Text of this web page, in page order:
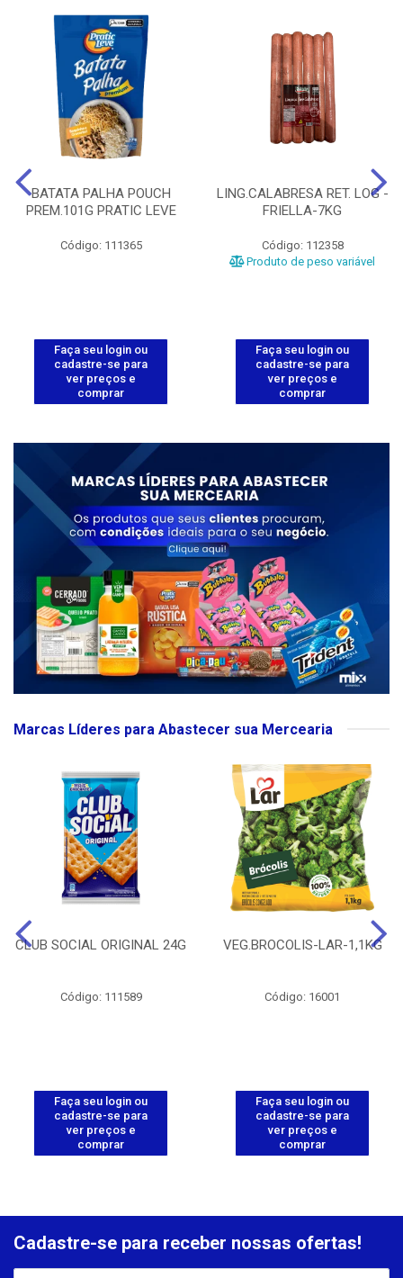
BATATA PALHA POUCH
PREM.101G PRATIC LEVE
Código: 111365
Faça seu login ou
cadastre-se para
ver preços e
comprar
LING.CALABRESA RET. LOG -
FRIELLA-7KG
Código: 112358
Produto de peso variável
Faça seu login ou
cadastre-se para
ver preços e
comprar
Marcas Líderes para Abastecer sua Mercearia
CLUB SOCIAL ORIGINAL 24G
Código: 111589
Faça seu login ou
cadastre-se para
ver preços e
comprar
VEG.BROCOLIS-LAR-1,1KG
Código: 16001
Faça seu login ou
cadastre-se para
ver preços e
comprar
Cadastre-se para receber nossas ofertas!